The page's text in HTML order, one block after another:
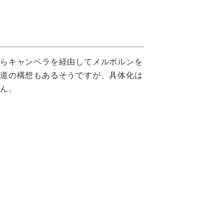
キャンベラを経由してメルボルンを
の構想もあるそうですが、具体化は
。